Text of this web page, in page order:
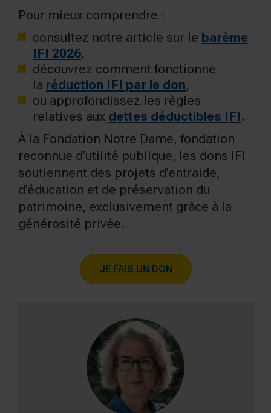
Pour mieux comprendre :
consultez notre article sur le barème
IFI 2026,
découvrez comment fonctionne
la réduction IFI par le don,
ou approfondissez les règles
relatives aux dettes déductibles IFI.
À la Fondation Notre Dame, fondation
reconnue d’utilité publique, les dons IFI
soutiennent des projets d’entraide,
d’éducation et de préservation du
patrimoine, exclusivement grâce à la
générosité privée.
JE FAIS UN DON